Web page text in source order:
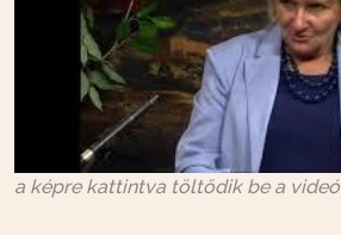
a képre kattintva töltődik be a videó